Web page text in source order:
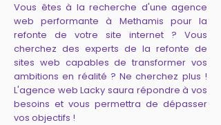
Vous êtes à la recherche d'une agence
web performante à Methamis pour la
refonte de votre site internet ? Vous
cherchez des experts de la refonte de
sites web capables de transformer vos
ambitions en réalité ? Ne cherchez plus !
L'agence web Lacky saura répondre à vos
besoins et vous permettra de dépasser
vos objectifs !